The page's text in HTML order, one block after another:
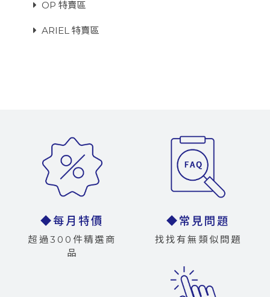
OP 特賣區
ARIEL 特賣區
◆每月特價
超過300件精選商
品
◆常見問題
找找有無類似問題